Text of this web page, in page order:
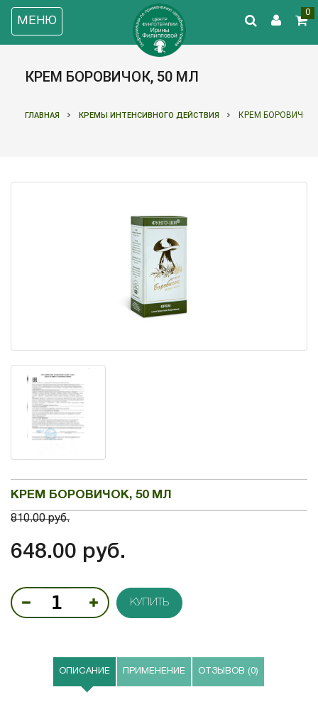
МЕНЮ
0
КРЕМ БОРОВИЧОК, 50 МЛ
ГЛАВНАЯ КРЕМЫ ИНТЕНСИВНОГО ДЕЙСТВИЯ КРЕМ
КРЕМ БОРОВИЧОК, 50 МЛ
810.00 руб.
648.00 руб.
КУПИТЬ
ОПИСАНИЕ ПРИМЕНЕНИЕ ОТЗЫВОВ (0)